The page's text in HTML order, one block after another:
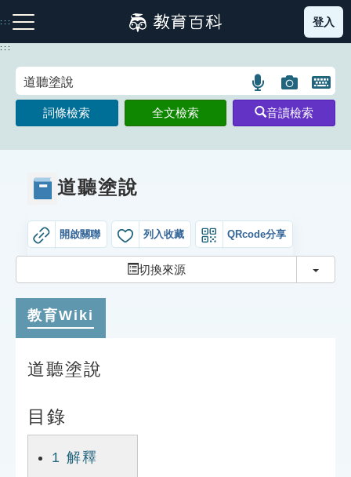
到
主
:::
注音索引圖示 筆畫索引圖示 部首索引表圖示
網站導覽
生字詞彙表
成語故事
索引選單
單字索引
生命大百科索引
登入
:::
語
言
搜
圖
片
搜
開
鍵
詞條檢索 全文檢索 音讀檢索
道聽塗說
開啟關聯 列入收藏 QRcode分享
切換來源 切換
教育Wiki
道聽塗說
目錄
1 解釋